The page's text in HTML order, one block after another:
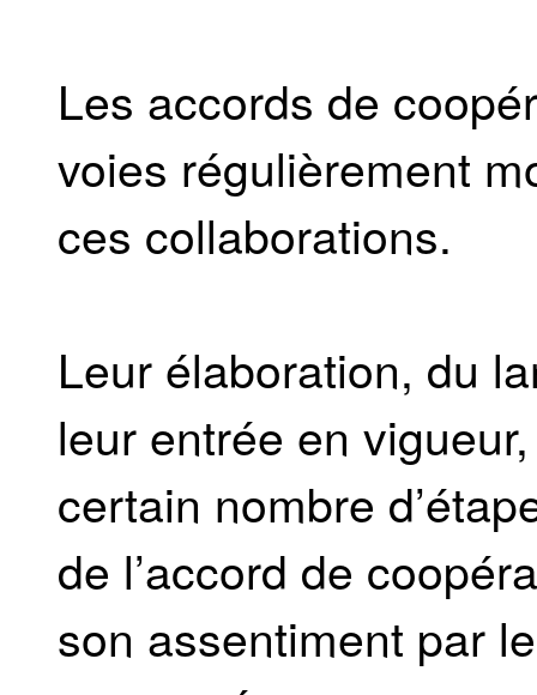
Les accords de
voies régulièrement
ces collaborations.
Leur élaboration, du
leur entrée en
certain nombre
de l’accord de
son assentiment par